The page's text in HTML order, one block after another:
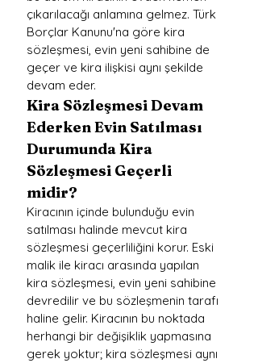
çıkarılacağı anlamına gelmez. Türk
Borçlar Kanunu'na göre kira
sözleşmesi, evin yeni sahibine de
geçer ve kira ilişkisi aynı şekilde
devam eder.
Kira Sözleşmesi Devam
Ederken Evin Satılması
Durumunda Kira
Sözleşmesi Geçerli
midir?
Kiracının içinde bulunduğu evin
satılması halinde mevcut kira
sözleşmesi geçerliliğini korur. Eski
malik ile kiracı arasında yapılan
kira sözleşmesi, evin yeni sahibine
devredilir ve bu sözleşmenin tarafı
haline gelir. Kiracının bu noktada
herhangi bir değişiklik yapmasına
gerek yoktur; kira sözleşmesi aynı